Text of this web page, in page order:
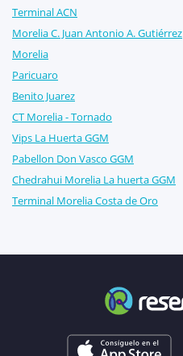
Terminal ACN
Morelia C. Juan Antonio A. Gutiérrez
Morelia
Paricuaro
Benito Juarez
CT Morelia - Tornado
Vips La Huerta GGM
Pabellon Don Vasco GGM
Chedrahui Morelia La huerta GGM
Terminal Morelia Costa de Oro